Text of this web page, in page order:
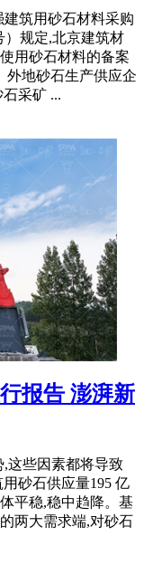
建筑用砂石材料采购
）规定,北京建筑材
用砂石材料的备案
外地砂石生产供应企
采矿 ...
报告 澎湃新
,这些因素都将导致
砂石供应量195 亿
平稳,稳中趋降。基
两大需求端,对砂石